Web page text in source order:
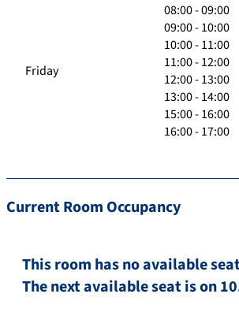
Friday
08:00 - 09:00
09:00 - 10:00
10:00 - 11:00
11:00 - 12:00
12:00 - 13:00
13:00 - 14:00
15:00 - 16:00
16:00 - 17:00
Current Room Occupancy
This room has no available
The next available seat is on